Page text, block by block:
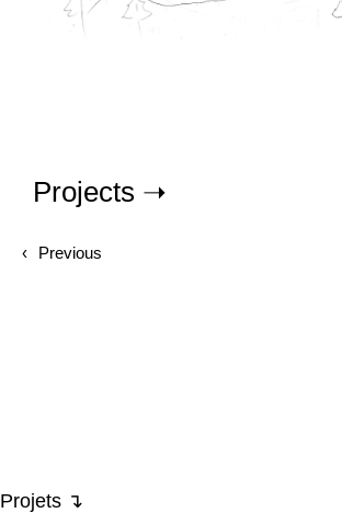
Projects ➝
‹ Previous
Projets ↴